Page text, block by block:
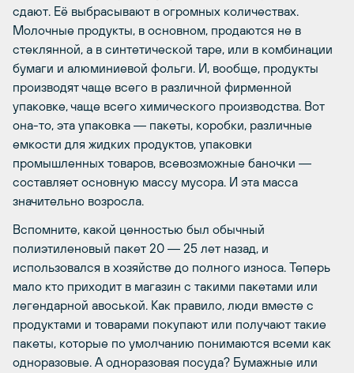
сдают. Её выбрасывают в огромных количествах.
Молочные продукты, в основном, продаются не в
стеклянной, а в синтетической таре, или в комбинации
бумаги и алюминиевой фольги. И, вообще, продукты
производят чаще всего в различной фирменной
упаковке, чаще всего химического производства. Вот
она-то, эта упаковка ― пакеты, коробки, различные
емкости для жидких продуктов, упаковки
промышленных товаров, всевозможные баночки ―
составляет основную массу мусора. И эта масса
значительно возросла.
Вспомните, какой ценностью был обычный
полиэтиленовый пакет 20 ― 25 лет назад, и
использовался в хозяйстве до полного износа. Теперь
мало кто приходит в магазин с такими пакетами или
легендарной авоськой. Как правило, люди вместе с
продуктами и товарами покупают или получают такие
пакеты, которые по умолчанию понимаются всеми как
одноразовые. А одноразовая посуда? Бумажные или